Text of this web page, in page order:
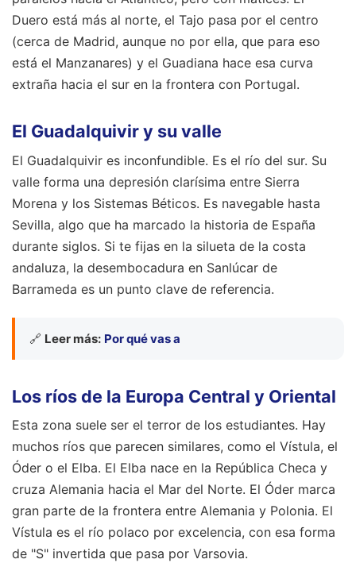
Duero está más al norte, el Tajo pasa por el centro
(cerca de Madrid, aunque no por ella, que para eso
está el Manzanares) y el Guadiana hace esa curva
extraña hacia el sur en la frontera con Portugal.
El Guadalquivir y su valle
El Guadalquivir es inconfundible. Es el río del sur. Su
valle forma una depresión clarísima entre Sierra
Morena y los Sistemas Béticos. Es navegable hasta
Sevilla, algo que ha marcado la historia de España
durante siglos. Si te fijas en la silueta de la costa
andaluza, la desembocadura en Sanlúcar de
Barrameda es un punto clave de referencia.
🔗 Leer más: Por qué vas a
Los ríos de la Europa Central y Oriental
Esta zona suele ser el terror de los estudiantes. Hay
muchos ríos que parecen similares, como el Vístula, el
Óder o el Elba. El Elba nace en la República Checa y
cruza Alemania hacia el Mar del Norte. El Óder marca
gran parte de la frontera entre Alemania y Polonia. El
Vístula es el río polaco por excelencia, con esa forma
de "S" invertida que pasa por Varsovia.